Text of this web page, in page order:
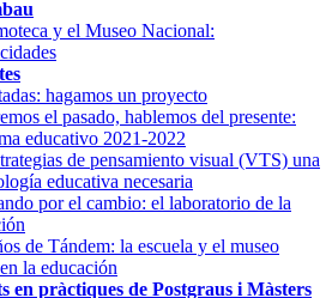
y el Museo Nacional:
hagamos un proyecto
el pasado, hablemos del presente:
educativo 2021-2022
de pensamiento visual (VTS) una
educativa necesaria
por el cambio: el laboratorio de la
de Tándem: la escuela y el museo
la educación
en pràctiques de Postgraus i Màsters